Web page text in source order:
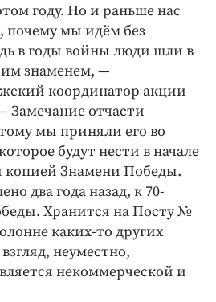
году. Но и раньше нас
почему мы идём без
в годы войны люди шли в
знаменем, —
координатор акции
отчасти
мы приняли его во
будут нести в начале
копией Знамени Победы.
два года назад, к 70-
Хранится на Посту №
каких-то других
неуместно,
некоммерческой и